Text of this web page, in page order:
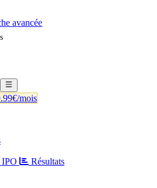
avancée
mois
IPO
Résultats